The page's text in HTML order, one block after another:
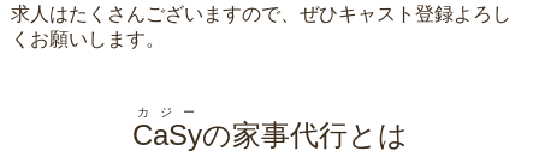
求人はたくさんございますので、ぜひキャスト登録よろし
くお願いします。
CaSy
カジー
の家事代行とは